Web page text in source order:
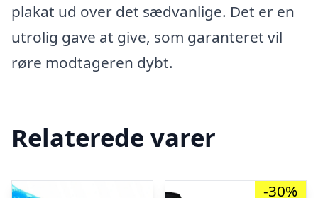
plakat ud over det sædvanlige. Det er en
utrolig gave at give, som garanteret vil
røre modtageren dybt.
Relaterede varer
-30%